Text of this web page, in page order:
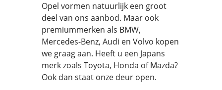
Opel vormen natuurlijk een groot
deel van ons aanbod. Maar ook
premiummerken als BMW,
Mercedes-Benz, Audi en Volvo kopen
we graag aan. Heeft u een Japans
merk zoals Toyota, Honda of Mazda?
Ook dan staat onze deur open.